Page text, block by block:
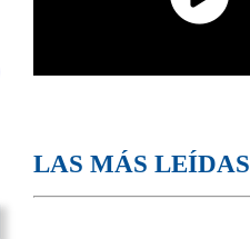
LAS MÁS LEÍDAS